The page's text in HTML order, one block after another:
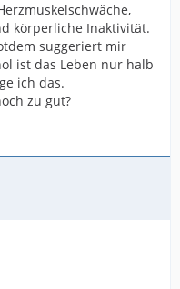
körperliche Inaktivität.
suggeriert mir
ist das Leben nur halb
ich das.
zu gut?